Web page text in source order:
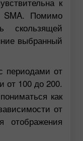
SMA. Помимо
скользящей
выбранный
периодами от
от 100 до 200.
как
от
отображения